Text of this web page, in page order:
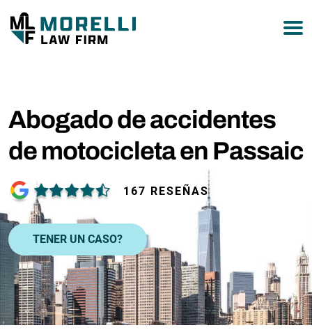
Abogado de accidentes
de motocicleta en Passaic
167 RESEÑAS
TENER UN CASO?